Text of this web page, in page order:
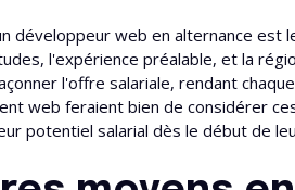
développeur web en alternance est
l'expérience préalable, et la
l'offre salariale, rendant
web feraient bien de considérer
potentiel salarial dès le début de